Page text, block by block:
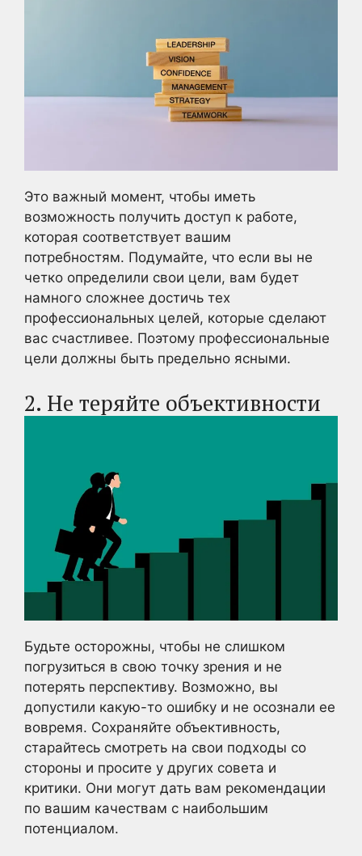
Это важный момент, чтобы иметь
возможность получить доступ к работе,
которая соответствует вашим
потребностям. Подумайте, что если вы не
четко определили свои цели, вам будет
намного сложнее достичь тех
профессиональных целей, которые сделают
вас счастливее. Поэтому профессиональные
цели должны быть предельно ясными.
2. Не теряйте объективности
Будьте осторожны, чтобы не слишком
погрузиться в свою точку зрения и не
потерять перспективу. Возможно, вы
допустили какую-то ошибку и не осознали ее
вовремя. Сохраняйте объективность,
старайтесь смотреть на свои подходы со
стороны и просите у других совета и
критики. Они могут дать вам рекомендации
по вашим качествам с наибольшим
потенциалом.